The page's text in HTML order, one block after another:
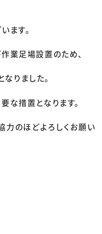
ます。
業足場設置のため、
なりました。
な措置となります。
力のほどよろしくお願い